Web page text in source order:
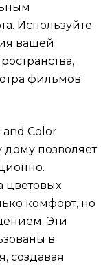
Используйте
вашей
фильмов
Color
позволяет
комфорт, но
Эти
в
создавая